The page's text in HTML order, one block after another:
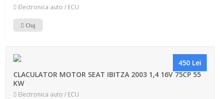
Electronica auto / ECU
Cluj
450 Lei
CLACULATOR MOTOR SEAT IBITZA 2003 1,4 16V 75CP 55
KW
Electronica auto / ECU